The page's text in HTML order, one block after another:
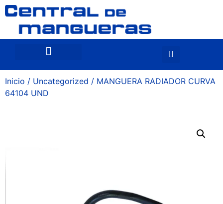
Inicio / Uncategorized / MANGUERA RADIADOR CURVA
64104 UND